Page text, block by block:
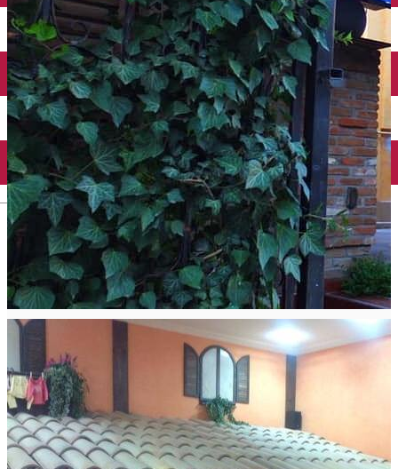
English
Închirieri auto
Închirieri biciclete
Taxi
Încărcare vehicule electrice